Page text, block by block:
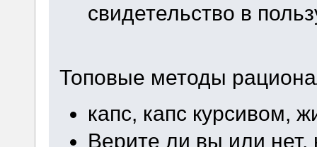
свидетельство в
Топовые методы
капс, капс курсивом,
Верите ли вы или нет,